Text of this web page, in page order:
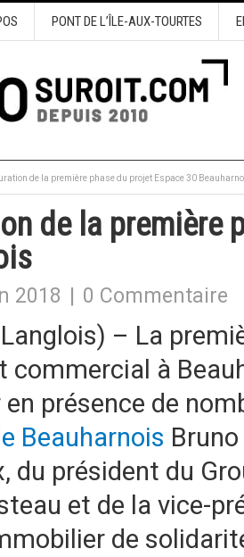
PONT DE L’ÎLE-AUX-TOURTES
de la première phase du projet Espace 30
de la première
2018 0 Commentaire
– La
commercial à
présence de
Beauharnois
du président du
et de la vice-
de